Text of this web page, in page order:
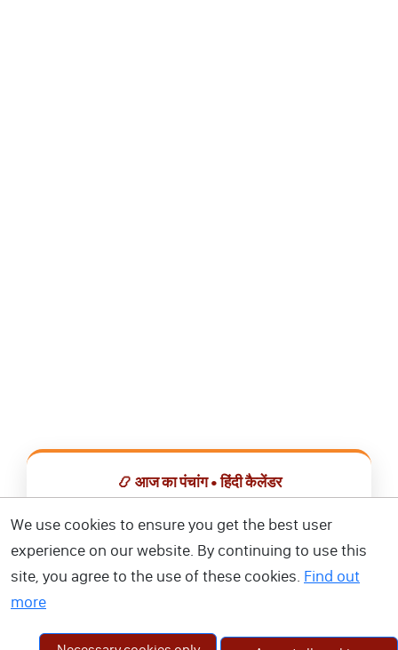
📿 आज का पंचांग • हिंदी कैलेंडर
📅 हिंदी कैलेंडर ऐप डाउनलोड करें
We use cookies to ensure you get the best user
experience on our website. By continuing to use this
site, you agree to the use of these cookies. Find out
more